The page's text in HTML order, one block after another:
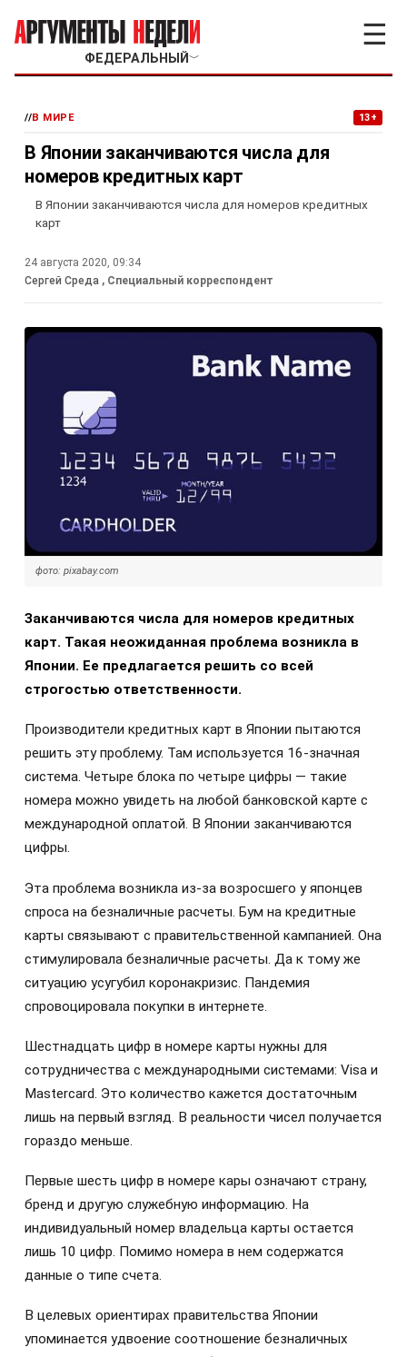
ФЕДЕРАЛЬНЫЙ ﹀
☰
//В МИРЕ 13+
В Японии заканчиваются числа для
номеров кредитных карт
В Японии заканчиваются числа для номеров кредитных
карт
24 августа 2020, 09:34
Сергей Среда , Специальный корреспондент
фото: pixabay.com
Заканчиваются числа для номеров кредитных
карт. Такая неожиданная проблема возникла в
Японии. Ее предлагается решить со всей
строгостью ответственности.
Производители кредитных карт в Японии пытаются
решить эту проблему. Там используется 16-значная
система. Четыре блока по четыре цифры — такие
номера можно увидеть на любой банковской карте с
международной оплатой. В Японии заканчиваются
цифры.
Эта проблема возникла из-за возросшего у японцев
спроса на безналичные расчеты. Бум на кредитные
карты связывают с правительственной кампанией. Она
стимулировала безналичные расчеты. Да к тому же
ситуацию усугубил коронакризис. Пандемия
спровоцировала покупки в интернете.
Шестнадцать цифр в номере карты нужны для
сотрудничества с международными системами: Visa и
Mastercard. Это количество кажется достаточным
лишь на первый взгляд. В реальности чисел получается
гораздо меньше.
Первые шесть цифр в номере кары означают страну,
бренд и другую служебную информацию. На
индивидуальный номер владельца карты остается
лишь 10 цифр. Помимо номера в нем содержатся
данные о типе счета.
В целевых ориентирах правительства Японии
упоминается удвоение соотношение безналичных